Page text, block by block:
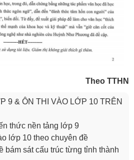
Theo TTHN
9 & ÔN THI VÀO LỚP 10 TRÊN
thức nền tảng lớp 9
lớp 10 theo chuyên đề
bám sát cấu trúc từng tỉnh thành